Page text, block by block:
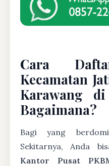
Cara
Kecamatan
Karawang
Bagaimana?
Bagi yang
Sekitarnya, Anda
Kantor Pusat